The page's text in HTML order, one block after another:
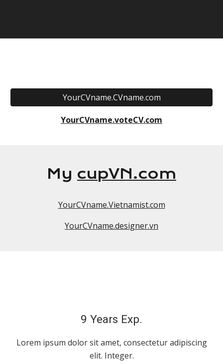
YourCVname.CVname.com
YourCVname.voteCV.com
My cupVN.com
YourCVname.Vietnamist.com
YourCVname.designer.vn
9 Years Exp.
Lorem ipsum dolor sit amet, consectetur adipiscing
elit. Integer.